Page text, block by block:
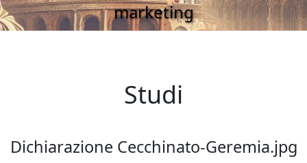
marketing
Studi
Dichiarazione Cecchinato-Geremia.jpg